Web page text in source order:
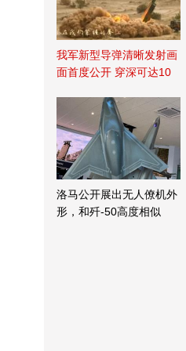
我军新型导弹清晰发射画
面首度公开 穿深可达10
洛马公开展出无人僚机外
形，和歼-50高度相似